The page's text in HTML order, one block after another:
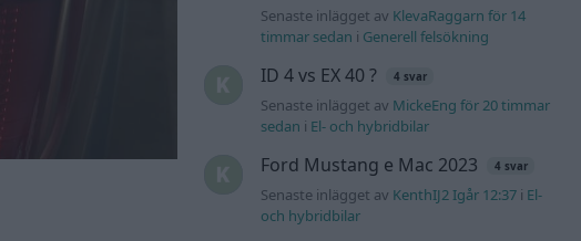
Senaste inlägget av KlevaRaggarn för 14
timmar sedan i Generell felsökning
ID 4 vs EX 40 ? 4 svar
Senaste inlägget av MickeEng för 20 timmar
sedan i El- och hybridbilar
Ford Mustang e Mac 2023 4 svar
Senaste inlägget av KenthIJ2 Igår 12:37 i El-
och hybridbilar